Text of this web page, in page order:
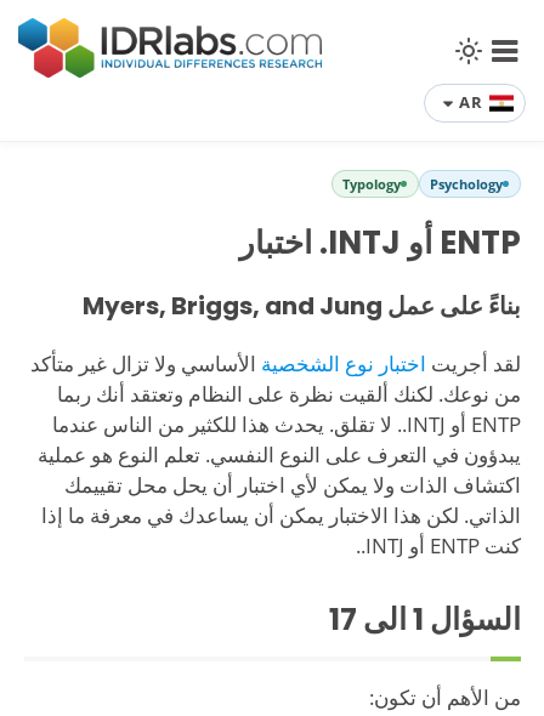
AR
Psychology
Typology
ENTP أو INTJ. اختبار
بناءً على عمل Myers, Briggs, and Jung
لقد أجريت اختبار نوع الشخصية الأساسي ولا تزال غير متأكد
من نوعك. لكنك ألقيت نظرة على النظام وتعتقد أنك ربما
ENTP أو INTJ.. لا تقلق. يحدث هذا للكثير من الناس عندما
يبدؤون في التعرف على النوع النفسي. تعلم النوع هو عملية
اكتشاف الذات ولا يمكن لأي اختبار أن يحل محل تقييمك
الذاتي. لكن هذا الاختبار يمكن أن يساعدك في معرفة ما إذا
كنت ENTP أو INTJ..
السؤال 1الى 17
من الأهم أن تكون: